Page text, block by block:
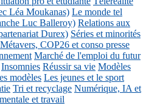
Léa Moukanas) Le monde tel
Luc Balleroy) Relations aux
Durex) Séries et minorités
Métavers, COP26 et conso presse
Marché de l'emploi du futur
Insomnies Réussir sa vie Modèles
modèles Les jeunes et le sport
Tri et recyclage Numérique, IA et
et travail